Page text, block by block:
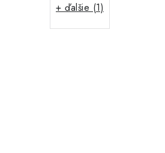
+ ďalšie (1)